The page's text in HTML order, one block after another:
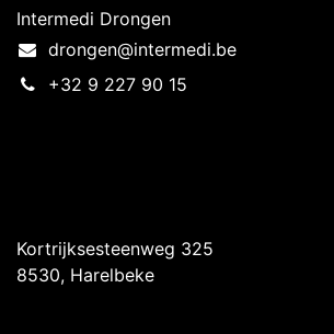
Intermedi Drongen
drongen@intermedi.be
+32 9 227 90 15
Kortrijksesteenweg 325
8530, Harelbeke